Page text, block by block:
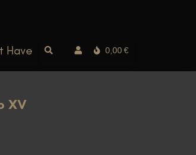
Have 0,00 €
XV